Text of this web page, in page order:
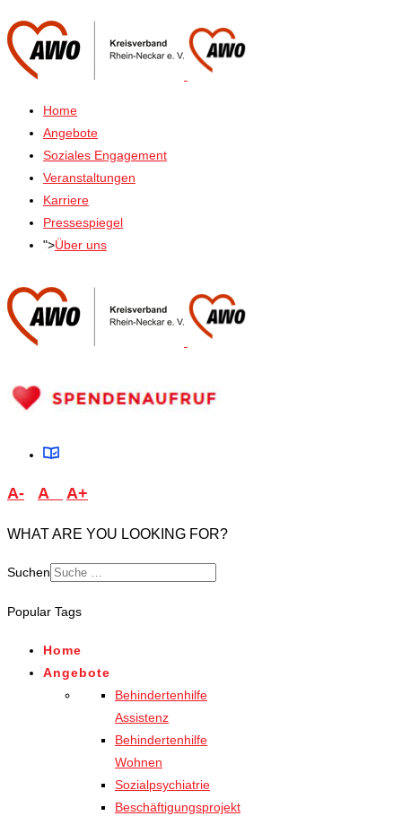
Home
Angebote
Soziales Engagement
Veranstaltungen
Karriere
Pressespiegel
">Über uns
A- A A+
WHAT ARE YOU LOOKING FOR?
Suchen
for results.
Popular Tags
Home
Angebote
Behindertenhilfe
Assistenz
Behindertenhilfe
Wohnen
Sozialpsychiatrie
Beschäftigungsprojekt